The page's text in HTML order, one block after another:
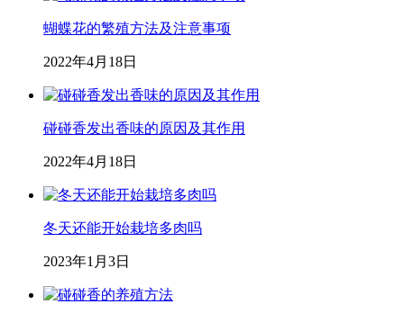
蝴蝶花的繁殖方法及注意事项
2022年4月18日
碰碰香发出香味的原因及其作用
2022年4月18日
冬天还能开始栽培多肉吗
2023年1月3日